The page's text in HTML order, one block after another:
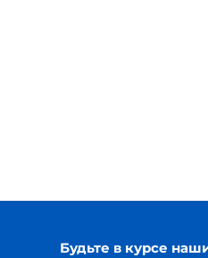
Будьте в курсе